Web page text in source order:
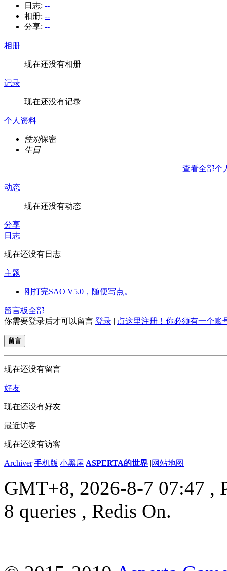
日志: --
相册: --
分享: --
相册
现在还没有相册
记录
现在还没有记录
个人资料
性别保密
生日
查看全部个
动态
现在还没有动态
分享
日志
现在还没有日志
主题
刚打完SAO V5.0，随便写点。
留言板全部
你需要登录后才可以留言 登录 | 点这里注册！你必须有一个账
留言
现在还没有留言
好友
现在还没有好友
最近访客
现在还没有访客
Archiver|手机版|小黑屋|ASPERTA的世界 |网站地图
GMT+8, 2026-8-7 07:47 ,
8 queries , Redis On.